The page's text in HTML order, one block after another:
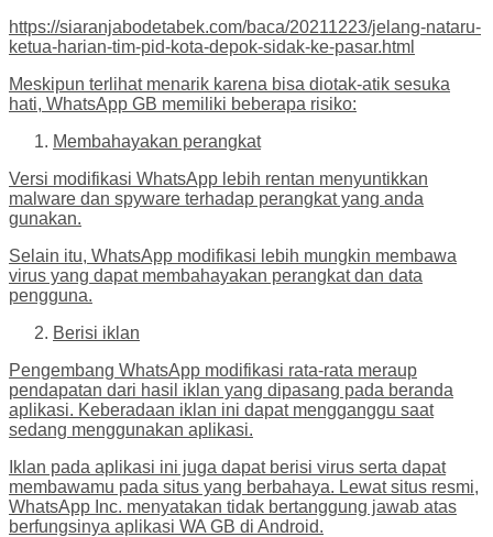
https://siaranjabodetabek.com/baca/20211223/jelang-nataru-
ketua-harian-tim-pid-kota-depok-sidak-ke-pasar.html
Meskipun terlihat menarik karena bisa diotak-atik sesuka
hati, WhatsApp GB memiliki beberapa risiko:
Membahayakan perangkat
Versi modifikasi WhatsApp lebih rentan menyuntikkan
malware dan spyware terhadap perangkat yang anda
gunakan.
Selain itu, WhatsApp modifikasi lebih mungkin membawa
virus yang dapat membahayakan perangkat dan data
pengguna.
Berisi iklan
Pengembang WhatsApp modifikasi rata-rata meraup
pendapatan dari hasil iklan yang dipasang pada beranda
aplikasi. Keberadaan iklan ini dapat mengganggu saat
sedang menggunakan aplikasi.
Iklan pada aplikasi ini juga dapat berisi virus serta dapat
membawamu pada situs yang berbahaya. Lewat situs resmi,
WhatsApp Inc. menyatakan tidak bertanggung jawab atas
berfungsinya aplikasi WA GB di Android.